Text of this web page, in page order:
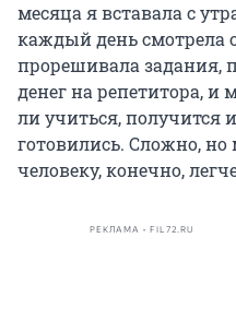
месяца я вставала с
каждый день смотрела
прорешивала задания,
денег на репетитора, и
ли учиться, получится
готовились. Сложно,
человеку, конечно,
РЕКЛАМА • FIL72.RU